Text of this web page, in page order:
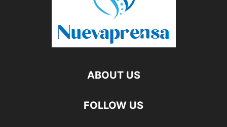
ABOUT US
FOLLOW US